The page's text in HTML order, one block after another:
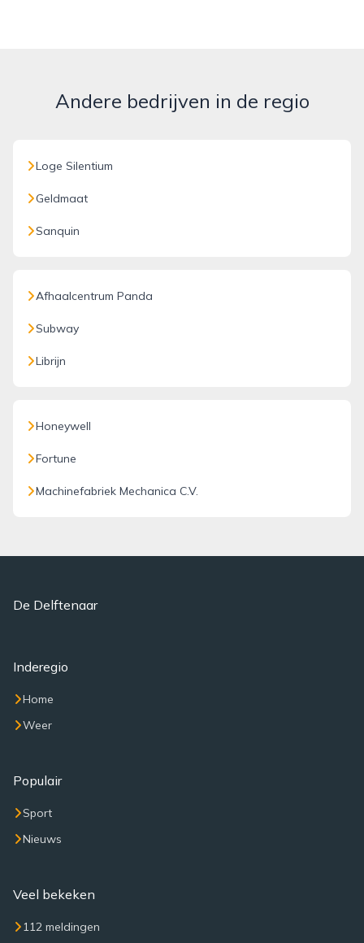
Andere bedrijven in de regio
Loge Silentium
Geldmaat
Sanquin
Afhaalcentrum Panda
Subway
Librijn
Honeywell
Fortune
Machinefabriek Mechanica C.V.
De Delftenaar
Inderegio
Home
Weer
Populair
Sport
Nieuws
Veel bekeken
112 meldingen